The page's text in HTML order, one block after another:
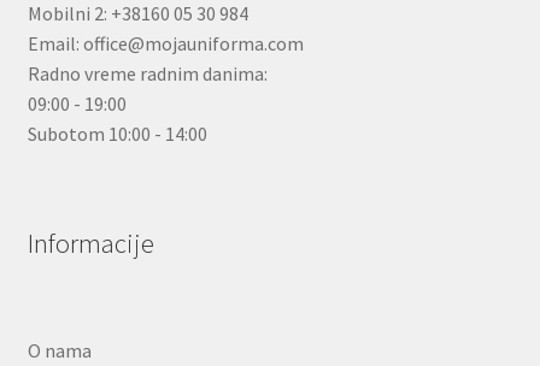
Mobilni 2: +38160 05 30 984
Email: office@mojauniforma.com
Radno vreme radnim danima:
09:00 - 19:00
Subotom 10:00 - 14:00
Informacije
O nama